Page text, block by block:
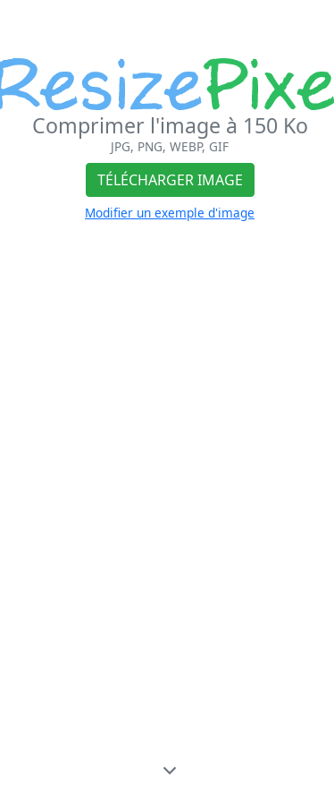
Comprimer l'image à 150 Ko
JPG, PNG, WEBP, GIF
TÉLÉCHARGER IMAGE
Modifier un exemple d'image